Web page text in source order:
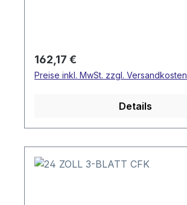
Regulärer Preis:
162,17 €
Preise inkl. MwSt. zzgl. Versandkosten
Details